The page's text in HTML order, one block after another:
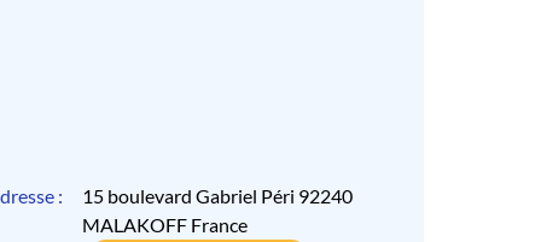
:
15 boulevard Gabriel Péri 92240
MALAKOFF France